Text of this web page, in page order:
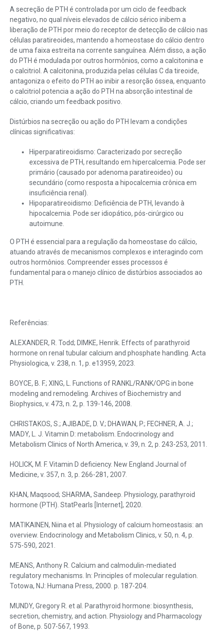
A secreção de PTH é controlada por um ciclo de feedback
negativo, no qual níveis elevados de cálcio sérico inibem a
liberação de PTH por meio do receptor de detecção de cálcio nas
células paratireoides, mantendo a homeostase do cálcio dentro
de uma faixa estreita na corrente sanguínea. Além disso, a ação
do PTH é modulada por outros hormônios, como a calcitonina e
o calcitriol. A calcitonina, produzida pelas células C da tireoide,
antagoniza o efeito do PTH ao inibir a resorção óssea, enquanto
o calcitriol potencia a ação do PTH na absorção intestinal de
cálcio, criando um feedback positivo.
Distúrbios na secreção ou ação do PTH levam a condições
clínicas significativas:
Hiperparatireoidismo: Caracterizado por secreção
excessiva de PTH, resultando em hipercalcemia. Pode ser
primário (causado por adenoma paratireoideo) ou
secundário (como resposta a hipocalcemia crônica em
insuficiência renal).
Hipoparatireoidismo: Deficiência de PTH, levando à
hipocalcemia. Pode ser idiopático, pós-cirúrgico ou
autoimune.
O PTH é essencial para a regulação da homeostase do cálcio,
atuando através de mecanismos complexos e interagindo com
outros hormônios. Compreender esses processos é
fundamental para o manejo clínico de distúrbios associados ao
PTH.
Referências:
ALEXANDER, R. Todd; DIMKE, Henrik. Effects of parathyroid
hormone on renal tubular calcium and phosphate handling. Acta
Physiologica, v. 238, n. 1, p. e13959, 2023.
BOYCE, B. F.; XING, L. Functions of RANKL/RANK/OPG in bone
modeling and remodeling. Archives of Biochemistry and
Biophysics, v. 473, n. 2, p. 139-146, 2008.
CHRISTAKOS, S.; AJIBADE, D. V.; DHAWAN, P.; FECHNER, A. J.;
MADY, L. J. Vitamin D: metabolism. Endocrinology and
Metabolism Clinics of North America, v. 39, n. 2, p. 243-253, 2011.
HOLICK, M. F. Vitamin D deficiency. New England Journal of
Medicine, v. 357, n. 3, p. 266-281, 2007.
KHAN, Maqsood; SHARMA, Sandeep. Physiology, parathyroid
hormone (PTH). StatPearls [Internet], 2020.
MATIKAINEN, Niina et al. Physiology of calcium homeostasis: an
overview. Endocrinology and Metabolism Clinics, v. 50, n. 4, p.
575-590, 2021.
MEANS, Anthony R. Calcium and calmodulin-mediated
regulatory mechanisms. In: Principles of molecular regulation.
Totowa, NJ: Humana Press, 2000. p. 187-204.
MUNDY, Gregory R. et al. Parathyroid hormone: biosynthesis,
secretion, chemistry, and action. Physiology and Pharmacology
of Bone, p. 507-567, 1993.